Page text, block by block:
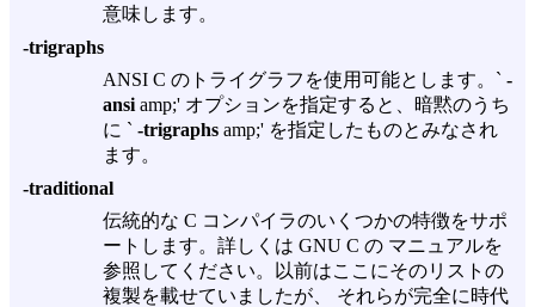
意味します。
-trigraphs
ANSI C のトライグラフを使用可能とします。` -
ansi amp;' オプションを指定すると、暗黙のうち
に ` -trigraphs amp;' を指定したものとみなされ
ます。
-traditional
伝統的な C コンパイラのいくつかの特徴をサポ
ートします。詳しくは GNU C の マニュアルを
参照してください。以前はここにそのリストの
複製を載せていましたが、 それらが完全に時代